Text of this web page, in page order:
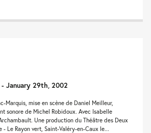
January 29th, 2002
Marquis, mise en scène de Daniel Meilleur,
sonore de Michel Robidoux. Avec Isabelle
Une production du Théâtre des Deux
- Le Rayon vert, Saint-Valéry-en-Caux le...